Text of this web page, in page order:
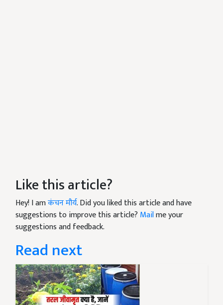
Like this article?
Hey! I amकंचन मौर्य. Did you liked this article and have
suggestions to improve this article? Mailme your
suggestions and feedback.
Read next